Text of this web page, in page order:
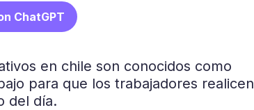
ChatGPT
en chile son conocidos como
para que los trabajadores realicen
del día.